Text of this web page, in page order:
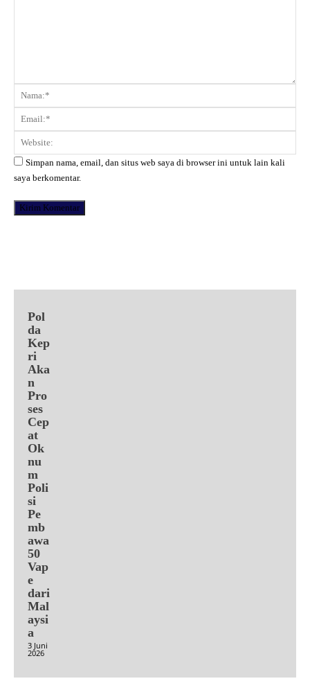
Komentar:
Simpan nama, email, dan situs web saya di browser ini untuk lain kali
saya berkomentar.
Pol
da
Kep
ri
Aka
n
Pro
ses
Cep
at
Ok
nu
m
Poli
si
Pe
mb
awa
50
Vap
e
dari
Mal
aysi
a
3 Juni
2026